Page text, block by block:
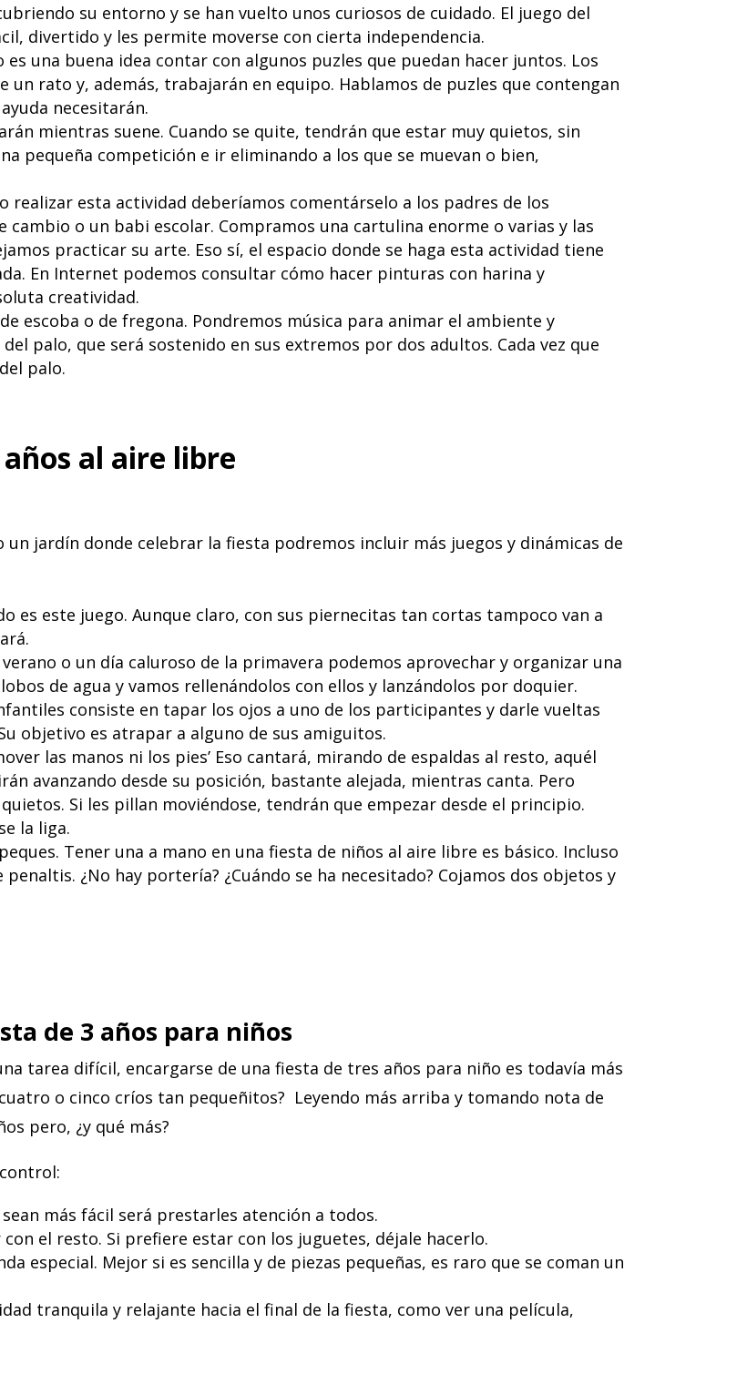
su entorno y se han vuelto unos curiosos de cuidado. El juego del
divertido y les permite moverse con cierta independencia.
una buena idea contar con algunos puzles que puedan hacer juntos. Los
un rato y, además, trabajarán en equipo. Hablamos de puzles que contengan
necesitarán.
mientras suene. Cuando se quite, tendrán que estar muy quietos, sin
pequeña competición e ir eliminando a los que se muevan o bien,
realizar esta actividad deberíamos comentárselo a los padres de los
o un babi escolar. Compramos una cartulina enorme o varias y las
practicar su arte. Eso sí, el espacio donde se haga esta actividad tiene
En Internet podemos consultar cómo hacer pinturas con harina y
creatividad.
escoba o de fregona. Pondremos música para animar el ambiente y
palo, que será sostenido en sus extremos por dos adultos. Cada vez que
palo.
al aire libre
jardín donde celebrar la fiesta podremos incluir más juegos y dinámicas de
es este juego. Aunque claro, con sus piernecitas tan cortas tampoco van a
o un día caluroso de la primavera podemos aprovechar y organizar una
de agua y vamos rellenándolos con ellos y lanzándolos por doquier.
consiste en tapar los ojos a uno de los participantes y darle vueltas
objetivo es atrapar a alguno de sus amiguitos.
las manos ni los pies’ Eso cantará, mirando de espaldas al resto, aquél
avanzando desde su posición, bastante alejada, mientras canta. Pero
Si les pillan moviéndose, tendrán que empezar desde el principio.
la liga.
Tener una a mano en una fiesta de niños al aire libre es básico. Incluso
¿No hay portería? ¿Cuándo se ha necesitado? Cojamos dos objetos y
de 3 años para niños
tarea difícil, encargarse de una fiesta de tres años para niño es todavía más
o cinco críos tan pequeñitos? Leyendo más arriba y tomando nota de
pero, ¿y qué más?
más fácil será prestarles atención a todos.
el resto. Si prefiere estar con los juguetes, déjale hacerlo.
especial. Mejor si es sencilla y de piezas pequeñas, es raro que se coman un
tranquila y relajante hacia el final de la fiesta, como ver una película,